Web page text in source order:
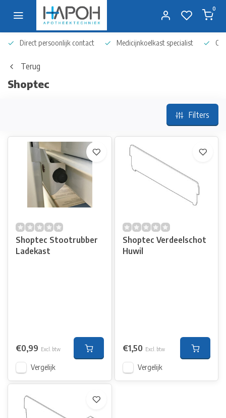
0
Direct persoonlijk contact Medicijnkoelkast specialist Op
Terug
Shoptec
Filters
Shoptec Stootrubber
Ladekast
€0,99 Excl. btw
Vergelijk
Shoptec Verdeelschot
Huwil
€1,50 Excl. btw
Vergelijk